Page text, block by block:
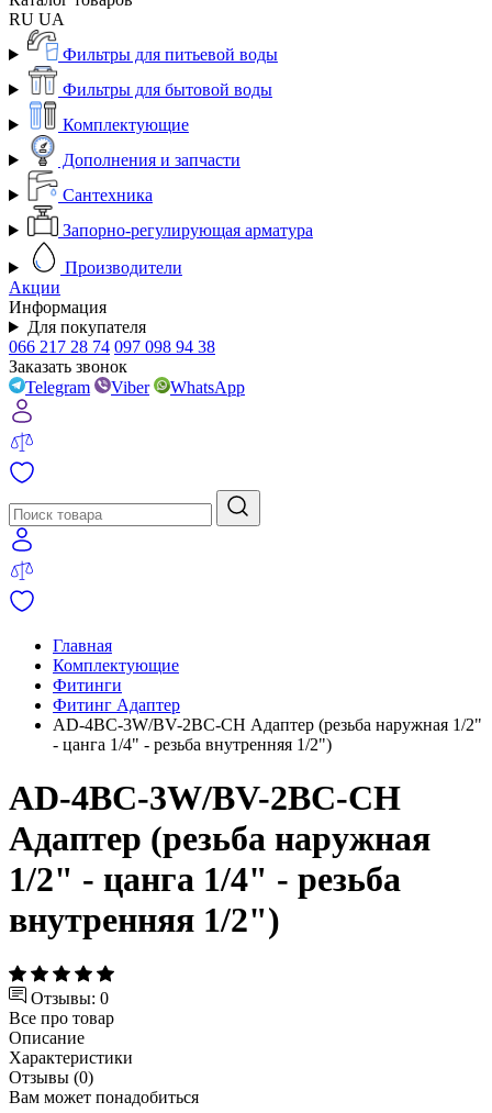
RU UA
Фильтры для питьевой воды
Фильтры для бытовой воды
Комплектующие
Дополнения и запчасти
Сантехника
Запорно-регулирующая арматура
Производители
Акции
Информация
Для покупателя
066 217 28 74 097 098 94 38
Заказать звонок
Telegram
Viber WhatsApp
Главная
Комплектующие
Фитинги
Фитинг Адаптер
AD-4BC-3W/BV-2BC-CH Адаптер (резьба наружная 1/2"
- цанга 1/4" - резьба внутренняя 1/2")
AD-4BC-3W/BV-2BC-CH
Адаптер (резьба наружная
1/2" - цанга 1/4" - резьба
внутренняя 1/2")
Отзывы: 0
Все про товар
Описание
Характеристики
Отзывы (0)
Вам может понадобиться